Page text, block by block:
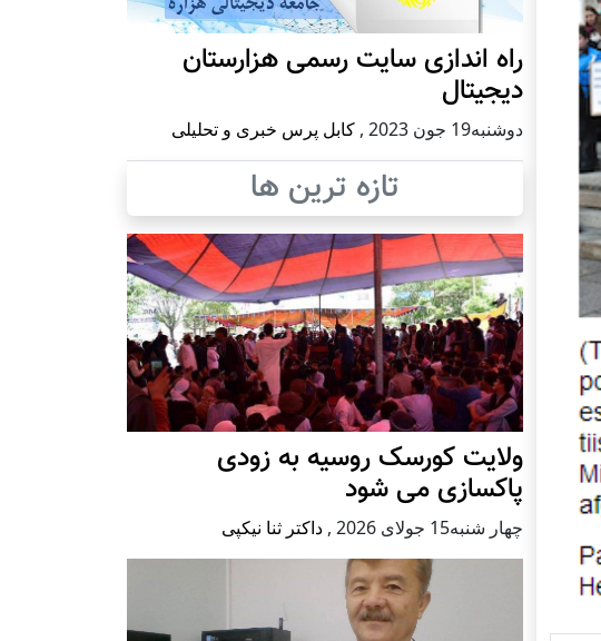
راه اندازی سایت رسمی هزارستان
دیجیتال
دوشنبه19 جون 2023 , کابل پرس خبری و تحلیلی
تازه ترین ها
ولایت کورسک روسیه به زودی
پاکسازی می شود
چهار شنبه15 جولای 2026 , داکتر ثنا نیکپی